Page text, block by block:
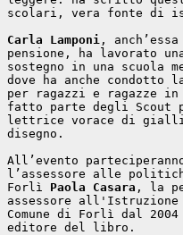
scolari, vera fonte di
Carla Lamponi ,
pensione, ha lavorato
sostegno in una scuola
dove ha anche condotto
per ragazzi e ragazze
fatto parte degli Scout
lettrice vorace di gialli
disegno.
All’evento
l’assessore alle
Forlì Paola Casara , la
assessore all'Istruzione
Comune di Forlì dal
editore del libro.